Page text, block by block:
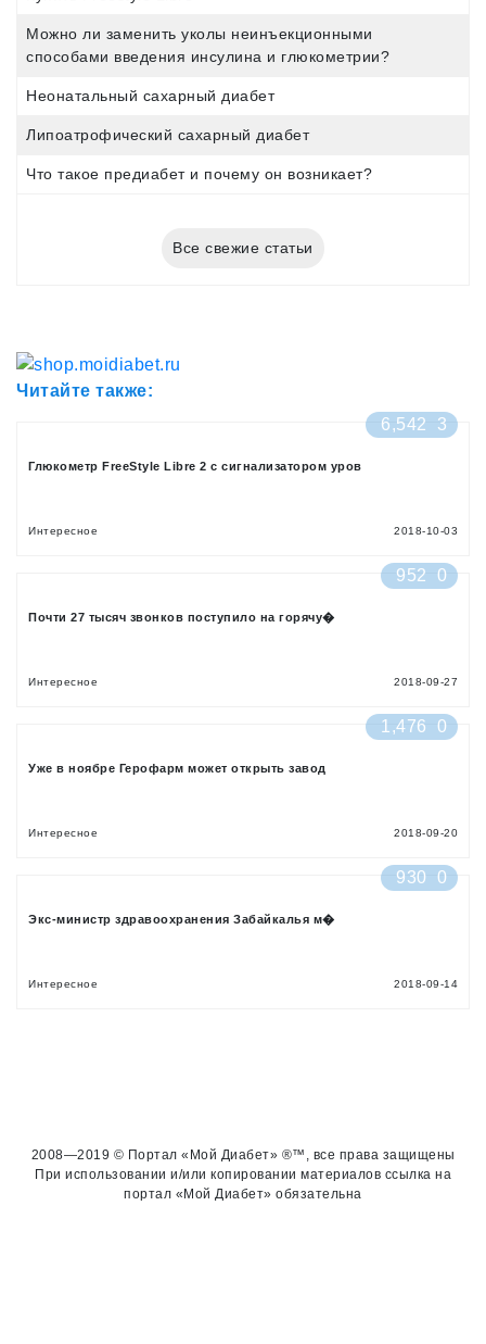
Можно ли заменить уколы неинъекционными
способами введения инсулина и глюкометрии?
Неонатальный сахарный диабет
Липоатрофический сахарный диабет
Что такое предиабет и почему он возникает?
Все свежие статьи
Читайте также:
6,542
3
Глюкометр FreeStyle Libre 2 с сигнализатором уров
Интересное 2018-10-03
952 0
Почти 27 тысяч звонков поступило на горячу�
Интересное 2018-09-27
1,476 0
Уже в ноябре Герофарм может открыть завод
Интересное 2018-09-20
930 0
Экс-министр здравоохранения Забайкалья м�
Интересное 2018-09-14
2008—2019 © Портал «Мой Диабет» ®™, все права защищены
При использовании и/или копировании материалов ссылка на
портал «Мой Диабет» обязательна